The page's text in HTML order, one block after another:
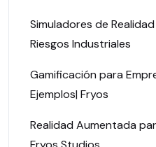
Simuladores de
Riesgos Industriales
Gamificación para
Ejemplos| Fryos
Realidad Aumentada